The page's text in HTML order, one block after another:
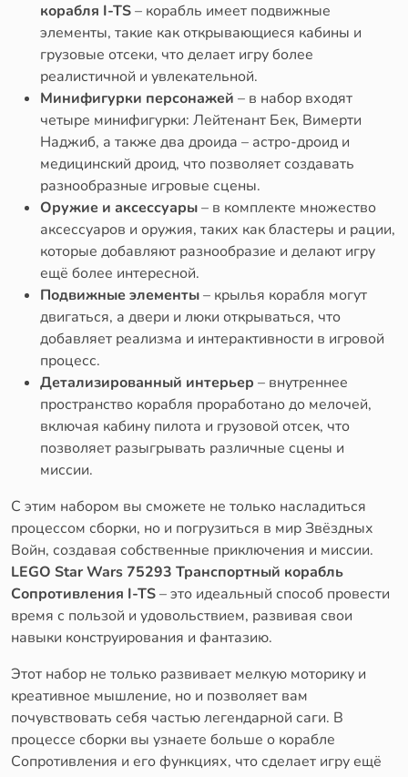
корабля I-TS– корабль имеет подвижные
элементы, такие как открывающиеся кабины и
грузовые отсеки, что делает игру более
реалистичной и увлекательной.
Минифигурки персонажей – в набор входят
четыре минифигурки: Лейтенант Бек, Вимерти
Наджиб, а также два дроида – астро-дроид и
медицинский дроид, что позволяет создавать
разнообразные игровые сцены.
Оружие и аксессуары– в комплекте множество
аксессуаров и оружия, таких как бластеры и рации,
которые добавляют разнообразие и делают игру
ещё более интересной.
Подвижные элементы– крылья корабля могут
двигаться, а двери и люки открываться, что
добавляет реализма и интерактивности в игровой
процесс.
Детализированный интерьер – внутреннее
пространство корабля проработано до мелочей,
включая кабину пилота и грузовой отсек, что
позволяет разыгрывать различные сцены и
миссии.
С этим набором вы сможете не только насладиться
процессом сборки, но и погрузиться в мир Звёздных
Войн, создавая собственные приключения и миссии.
LEGO Star Wars 75293 Транспортный корабль
Сопротивления I-TS– это идеальный способ провести
время с пользой и удовольствием, развивая свои
навыки конструирования и фантазию.
Этот набор не только развивает мелкую моторику и
креативное мышление, но и позволяет вам
почувствовать себя частью легендарной саги. В
процессе сборки вы узнаете больше о корабле
Сопротивления и его функциях, что сделает игру ещё